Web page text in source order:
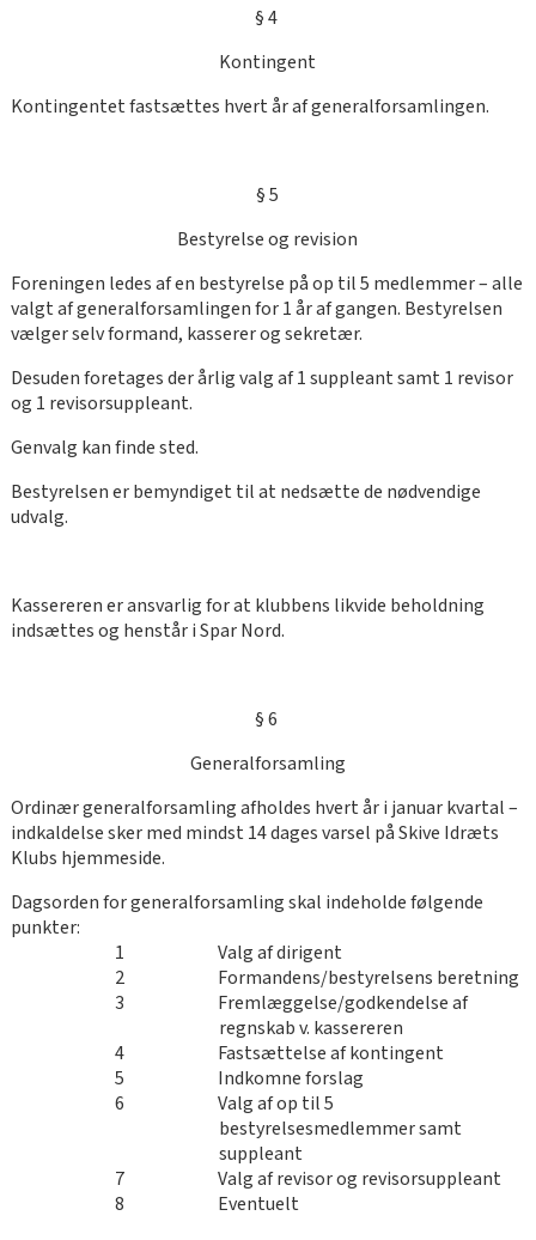
§ 4
Kontingent
Kontingentet fastsættes hvert år af generalforsamlingen.
§ 5
Bestyrelse og revision
Foreningen ledes af en bestyrelse på op til 5 medlemmer – alle
valgt af generalforsamlingen for 1 år af gangen. Bestyrelsen
vælger selv formand, kasserer og sekretær.
Desuden foretages der årlig valg af 1 suppleant samt 1 revisor
og 1 revisorsuppleant.
Genvalg kan finde sted.
Bestyrelsen er bemyndiget til at nedsætte de nødvendige
udvalg.
Kassereren er ansvarlig for at klubbens likvide beholdning
indsættes og henstår i Spar Nord.
§ 6
Generalforsamling
Ordinær generalforsamling afholdes hvert år i januar kvartal –
indkaldelse sker med mindst 14 dages varsel på Skive Idræts
Klubs hjemmeside.
Dagsorden for generalforsamling skal indeholde følgende
punkter:
1 Valg af dirigent
2 Formandens/bestyrelsens beretning
3 Fremlæggelse/godkendelse af
regnskab v. kassereren
4 Fastsættelse af kontingent
5 Indkomne forslag
6 Valg af op til 5
bestyrelsesmedlemmer samt
suppleant
7 Valg af revisor og revisorsuppleant
8 Eventuelt